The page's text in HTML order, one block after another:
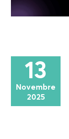
13
Novembre
2025